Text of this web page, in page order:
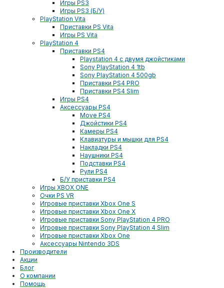
Игры PS3
Игры PS3 (Б/У)
PlayStation Vita
Приставки PS Vita
Игры PS Vita
PlayStation 4
Приставки PS4
Playstation 4 с двумя джойстиками
Sony PlayStation 4 1tb
Sony PlayStation 4 500gb
Приставки PS4 PRO
Приставки PS4 Slim
Игры PS4
Аксессуары PS4
Move PS4
Джойстики PS4
Камеры PS4
Клавиатуры и мышки для PS4
Накладки PS4
Наушники PS4
Подставки PS4
Рули PS4
Б/У приставки PS4
Игры XBOX ONE
Очки PS VR
Игровые приставки Xbox One S
Игровые приставки Xbox One X
Игровые приставки Sony PlayStation 4 PRO
Игровые приставки Sony PlayStation 4 Slim
Игровые приставки Xbox One
Аксессуары Nintendo 3DS
Производители
Акции
Блог
О компании
Помощь